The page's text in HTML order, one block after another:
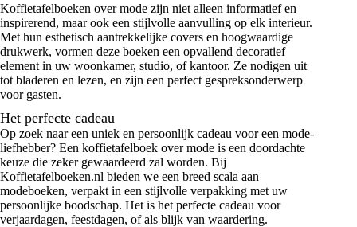
Koffietafelboeken over mode zijn niet alleen informatief en
inspirerend, maar ook een stijlvolle aanvulling op elk interieur.
Met hun esthetisch aantrekkelijke covers en hoogwaardige
drukwerk, vormen deze boeken een opvallend decoratief
element in uw woonkamer, studio, of kantoor. Ze nodigen uit
tot bladeren en lezen, en zijn een perfect gespreksonderwerp
voor gasten.
Het perfecte cadeau
Op zoek naar een uniek en persoonlijk cadeau voor een mode-
liefhebber? Een koffietafelboek over mode is een doordachte
keuze die zeker gewaardeerd zal worden. Bij
Koffietafelboeken.nl bieden we een breed scala aan
modeboeken, verpakt in een stijlvolle verpakking met uw
persoonlijke boodschap. Het is het perfecte cadeau voor
verjaardagen, feestdagen, of als blijk van waardering.